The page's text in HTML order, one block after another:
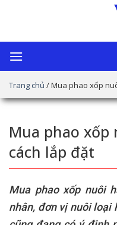
dung
Trang chủ /Mua phao xốp
Mua phao
cách lắp đặt
Mua phao xốp nuôi
nhân, đơn vị nuôi loại